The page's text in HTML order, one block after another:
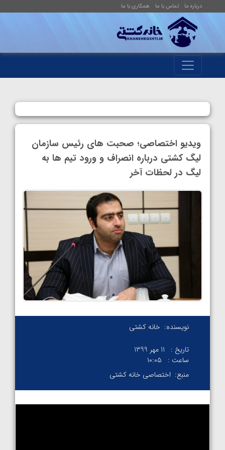
درباره ما تماس با ما همکاری با ما
ویدیو اختصاصی؛ صحبت های رئیس سازمان
لیگ کشتی درباره انصراف و ورود تیم ها به
لیگ در لحظات آخر
نویسنده: خانه کشتی
تاریخ :
11 مهر 1399
ساعت :
۱۰:۰۵
منبع: اختصاصی خانه کشتی